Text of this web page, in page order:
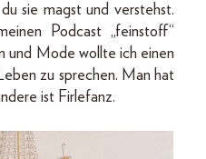
sie magst und verstehst.
Podcast „feinstoff“
und Mode wollte ich einen
zu sprechen. Man hat
ist Firlefanz.